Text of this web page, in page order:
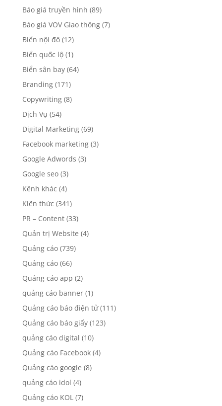
Báo giá truyền hình (89)
Báo giá VOV Giao thông(7)
Biển nội đô(12)
Biển quốc lộ(1)
Biển sân bay(64)
Branding(171)
Copywriting(8)
Dịch Vụ (54)
Digital Marketing(69)
Facebook marketing(3)
Google Adwords (3)
Google seo(3)
Kênh khác (4)
Kiến thức (341)
PR – Content(33)
Quản trị Website (4)
Quảng cáo(739)
Quảng cáo(66)
Quảng cáo app (2)
quảng cáo banner(1)
Quảng cáo báo điện tử(111)
Quảng cáo báo giấy(123)
quảng cáo digital (10)
Quảng cáo Facebook(4)
Quảng cáo google (8)
quảng cáo idol (4)
Quảng cáo KOL(7)